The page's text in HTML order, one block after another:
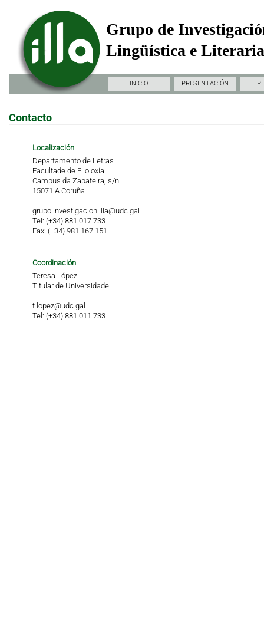
Grupo de
Lingüística e
INICIO PRESENTACIÓN
Contacto
Localización
Departamento de Letras
Facultade de Filoloxía
Campus da Zapateira, s/n
15071 A Coruña
grupo.investigacion.illa@udc.gal
Tel: (+34) 881 017 733
Fax: (+34) 981 167 151
Coordinación
Teresa López
Titular de Universidade
t.lopez@udc.gal
Tel: (+34) 881 011 733